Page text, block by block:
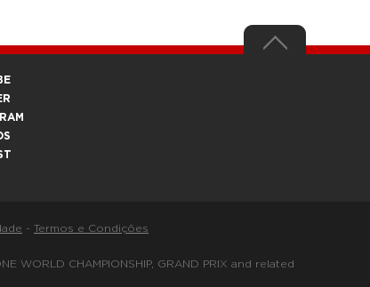
- Termos e Condições
WORLD CHAMPIONSHIP, GRAND PRIX and related